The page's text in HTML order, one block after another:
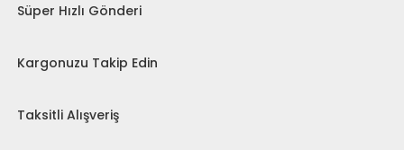
Süper Hızlı Gönderi
Kargonuzu Takip Edin
Taksitli Alışveriş